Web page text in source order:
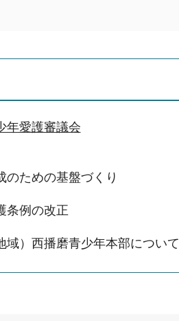
年愛護審議会
のための基盤づくり
条例の改正
域）西播磨青少年本部について